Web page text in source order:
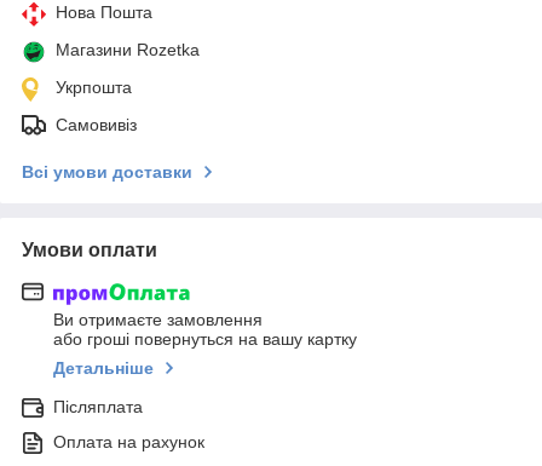
Нова Пошта
Магазини Rozetka
Укрпошта
Самовивіз
Всі умови доставки
Умови оплати
Ви отримаєте замовлення
або гроші повернуться на вашу картку
Детальніше
Післяплата
Оплата на рахунок